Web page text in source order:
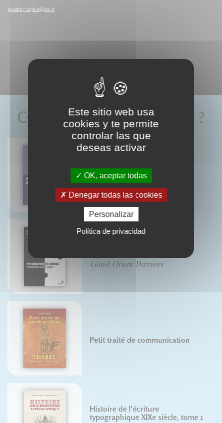
godefroy.sophie@free.fr
CONNAISSEZ-VOUS AUSSI ?
Boltana
Frank Adebiaye
Suzanne Cardinal
Lionel Orient Dutrieux
Petit traité de communication
Histoire de l'écriture
typographique XIXe siècle, tome 1
Este sitio web usa
cookies y te permite
controlar las que
deseas activar
OK, aceptar todas
Denegar todas las cookies
Personalizar
Política de privacidad